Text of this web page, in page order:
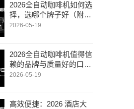
2026全自动咖啡机如何选
择，选哪个牌子好（附推
荐）
2026-05-19
2026全自动咖啡机值得信
赖的品牌与质量好的口碑
厂家推荐
2026-05-19
高效便捷：2026 酒店大